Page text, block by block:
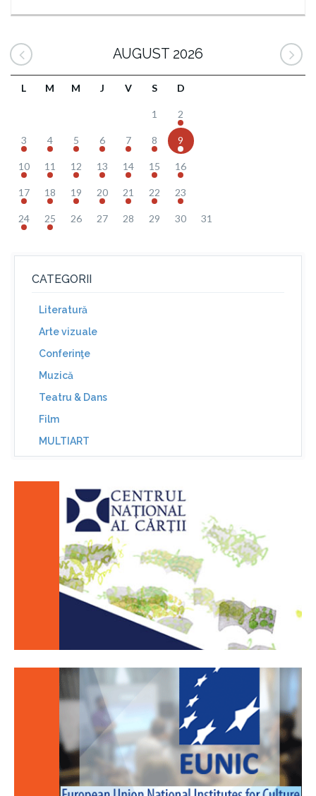
AUGUST 2026
L M M J V S D
1 2
3 4 5 6 7 8 9
10 11 12 13 14 15 16
17 18 19 20 21 22 23
24 25 26 27 28 29 30 31
CATEGORII
Literatură
Arte vizuale
Conferinţe
Muzică
Teatru & Dans
Film
MULTIART